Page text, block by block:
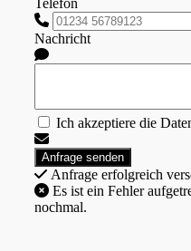
Telefon
Nachricht
Ich akzeptiere die
Anfrage erfolgreich
nochmal.